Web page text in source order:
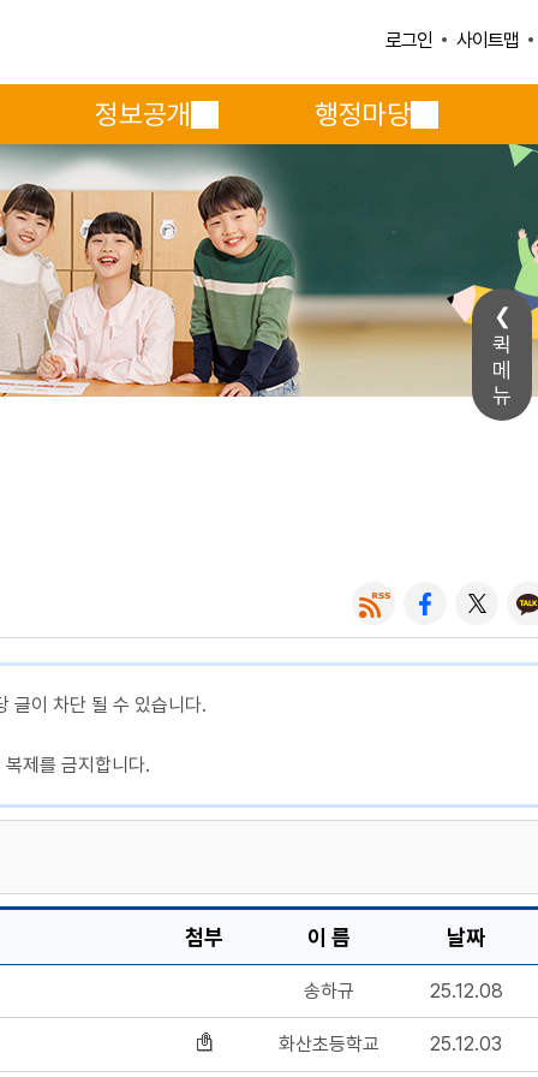
퀵
메
뉴
로그인 사이트맵
정보공개 행정마당
글이 차단 될 수 있습니다.
제를 금지합니다.
첨부 이 름 날짜
송하규 25.12.08
화산초등학교 25.12.03